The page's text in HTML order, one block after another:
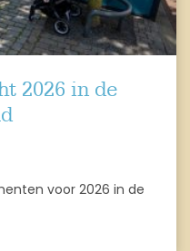
2026 in de
voor 2026 in de